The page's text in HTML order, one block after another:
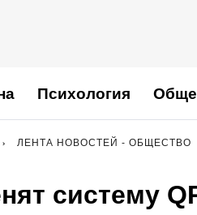
Психология
ЛЕНТА НОВОСТЕЙ - ОБЩЕСТВО
систему